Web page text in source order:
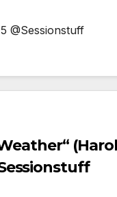
@Sessionstuff